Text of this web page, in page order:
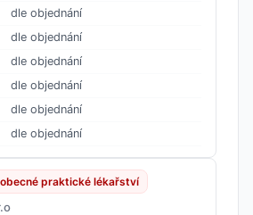
dle objednání
dle objednání
dle objednání
dle objednání
dle objednání
dle objednání
praktické lékařství